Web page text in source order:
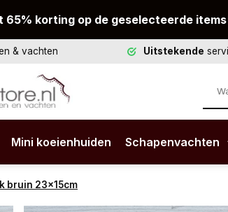
65% korting op de geselecteerde
& vachten Uitstekende
Mini koeienhuiden Schapenvachten
bruin 23x15cm